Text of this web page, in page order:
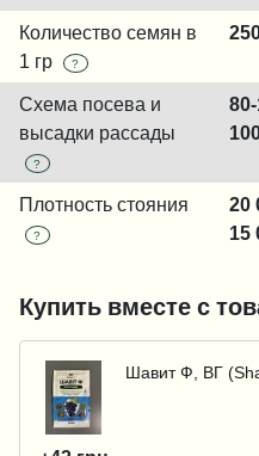
Количество семян в
1 гр
?
Схема посева и
высадки рассады
?
Плотность стояния
?
20
15
Купить вместе с
Шавит Ф, ВГ